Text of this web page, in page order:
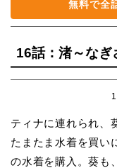
無料で全
16話：渚～なぎ
ティナに連れられ、
たまたま水着を買い
の水着を購入。葵も